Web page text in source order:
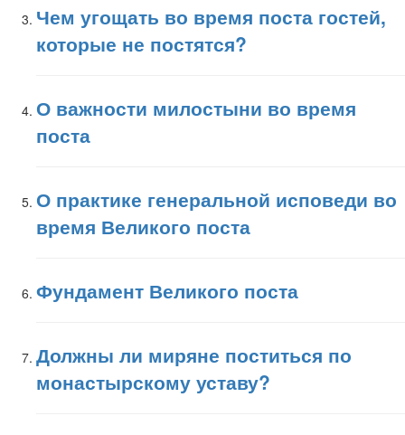
Чем угощать во время поста гостей,
которые не постятся?
О важности милостыни во время
поста
О практике генеральной исповеди во
время Великого поста
Фундамент Великого поста
Должны ли миряне поститься по
монастырскому уставу?